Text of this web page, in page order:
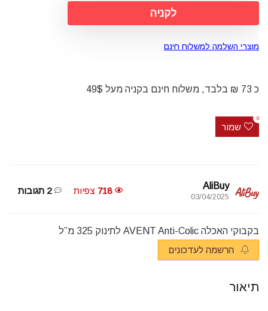
לקניה
מוצרי השלמה למשלוח חינם
כ 73 ₪ בלבד, משלוח חינם בקניה מעל 49$
שמור
0
AliBuy
03/04/2025
718 צפיות 2 תגובות
בקבוקי האכלה AVENT Anti-Colic לתינוק 325 מ”ל
הרשמה לעדכונים
תיאור